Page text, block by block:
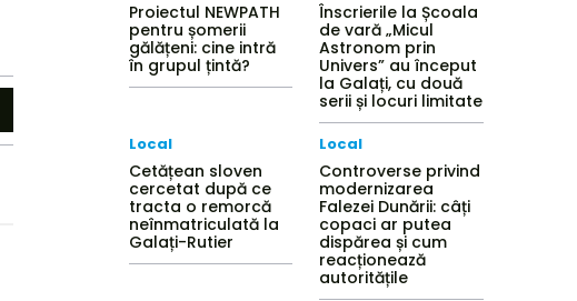
Proiectul NEWPATH
pentru șomerii
gălățeni: cine intră
în grupul țintă?
Înscrierile la Școala
de vară „Micul
Astronom prin
Univers” au început
la Galați, cu două
serii și locuri limitate
Local
Cetățean sloven
cercetat după ce
tracta o remorcă
neînmatriculată la
Galați-Rutier
Local
Controverse privind
modernizarea
Falezei Dunării: câți
copaci ar putea
dispărea și cum
reacționează
autoritățile